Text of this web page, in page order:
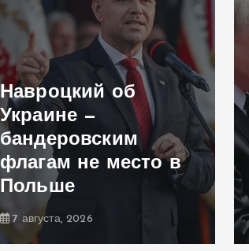
Навроцкий об
Украине —
бандеровским
флагам не место в
Польше
7 августа, 2026